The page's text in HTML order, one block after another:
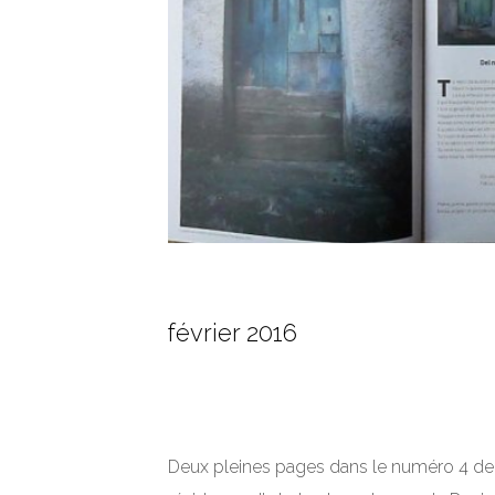
février 2016
Deux pleines pages dans le numéro 4